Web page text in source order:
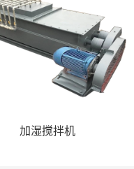
加湿搅拌机